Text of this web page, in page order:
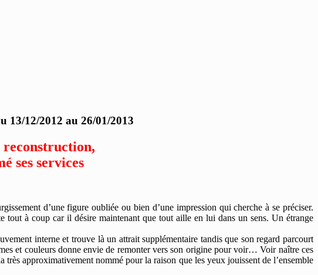
13/12/2012 au 26/01/2013
reconstruction,
ses services
d’une figure oubliée ou bien d’une impression qui cherche à se préciser.
tout à coup car il désire maintenant que tout aille en lui dans un sens. Un étrange
interne et trouve là un attrait supplémentaire tandis que son regard parcourt
et couleurs donne envie de remonter vers son origine pour voir… Voir naître ces
approximativement nommé pour la raison que les yeux jouissent de l’ensemble